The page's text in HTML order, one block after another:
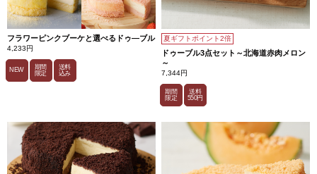
フラワーピンクブーケと選べるドゥ―ブル
4,233円
NEW
期間
限定
送料
込み
夏ギフトポイント2倍
ドゥーブル3点セット～北海道赤肉メロン
～
7,344円
期間
限定
送料
550円